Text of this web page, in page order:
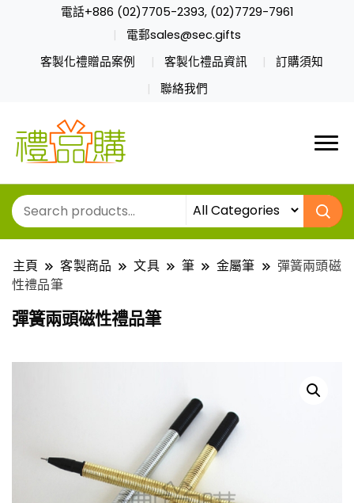
電話+886 (02)7705-2393, (02)7729-7961
電郵sales@sec.gifts
客製化禮贈品案例
客製化禮品資訊
訂購須知
聯絡我們
主頁 客製商品 文具 筆 金屬筆
彈簧兩頭磁
性禮品筆
彈簧兩頭磁性禮品筆